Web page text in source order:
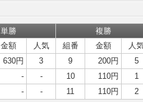
単勝
複勝
金額 人気 組番 金額
人
630円 3 9 200円
5
- - 10 110円
1
- - 11 110円 2